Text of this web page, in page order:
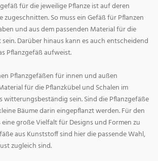
für die jeweilige Pflanze ist auf deren
zugeschnitten. So muss ein Gefäß für Pflanzen
und aus dem passenden Material für die
Darüber hinaus kann es auch entscheidend
Pflanzgefäß aufweist.
Pflanzgefäßen für innen und außen
für die Pflanzkübel und Schalen im
witterungsbeständig sein. Sind die Pflanzgefäße
Bäume darin eingepflanzt werden. Für den
große Vielfalt für Designs und Formen zu
aus Kunststoff sind hier die passende Wahl,
zugleich sind.